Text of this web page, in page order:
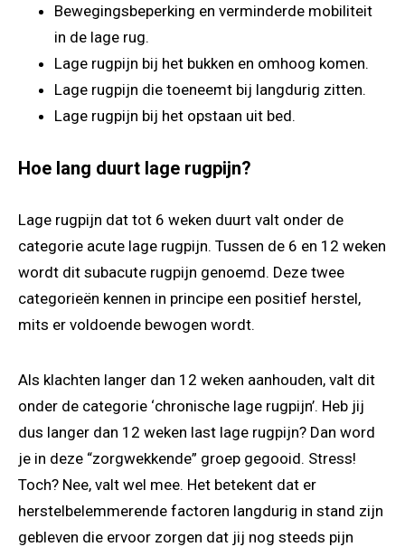
Bewegingsbeperking en verminderde mobiliteit
in de lage rug.
Lage rugpijn bij het bukken en omhoog komen.
Lage rugpijn die toeneemt bij langdurig zitten.
Lage rugpijn bij het opstaan uit bed.
Hoe lang duurt lage rugpijn?
Lage rugpijn dat tot 6 weken duurt valt onder de
categorie acute lage rugpijn. Tussen de 6 en 12 weken
wordt dit subacute rugpijn genoemd. Deze twee
categorieën kennen in principe een positief herstel,
mits er voldoende bewogen wordt.
Als klachten langer dan 12 weken aanhouden, valt dit
onder de categorie ‘chronische lage rugpijn’. Heb jij
dus langer dan 12 weken last lage rugpijn? Dan word
je in deze “zorgwekkende” groep gegooid. Stress!
Toch? Nee, valt wel mee. Het betekent dat er
herstelbelemmerende factoren langdurig in stand zijn
gebleven die ervoor zorgen dat jij nog steeds pijn